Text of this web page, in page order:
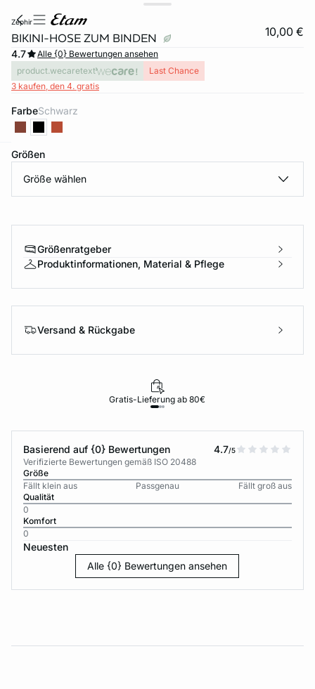
zephir
BIKINI-HOSE ZUM BINDEN 10,00 €
4.7
Alle {0} Bewertungen ansehen
product.wecaretext
Last Chance
3 kaufen, den 4. gratis
Farbe schwarz
Größen
Größe wählen
Größenratgeber
Produktinformationen, Material & Pflege
Versand & Rückgabe
Gratis-Lieferung ab 80€
Basierend auf {0} Bewertungen 4.7/5
Verifizierte Bewertungen gemäß ISO 20488
Größe
Fällt klein aus
Passgenau
Fällt groß aus
Qualität
0
Komfort
0
Neuesten
Alle {0} Bewertungen ansehen